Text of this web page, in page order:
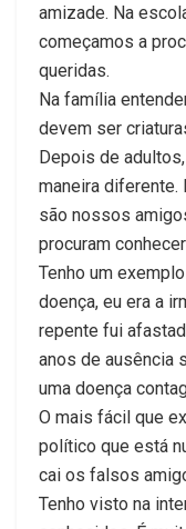
amizade. Na
começamos a
queridas.
Na família
devem ser
Depois de
maneira diferente.
são nossos
procuram
Tenho um
doença, eu era a
repente fui
anos de ausência
uma doença
O mais fácil que
político que está
cai os falsos
Tenho visto na